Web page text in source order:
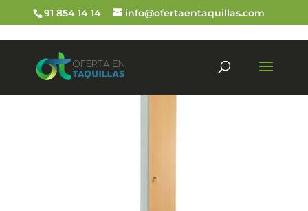
91 854 14 14 info@ofertaentaquillas.com